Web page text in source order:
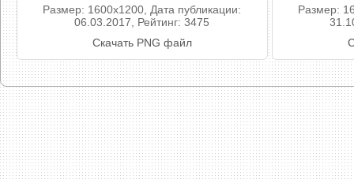
Размер: 1600x1200, Дата публикации:
06.03.2017, Рейтинг: 3475
Скачать PNG файл
Размер: